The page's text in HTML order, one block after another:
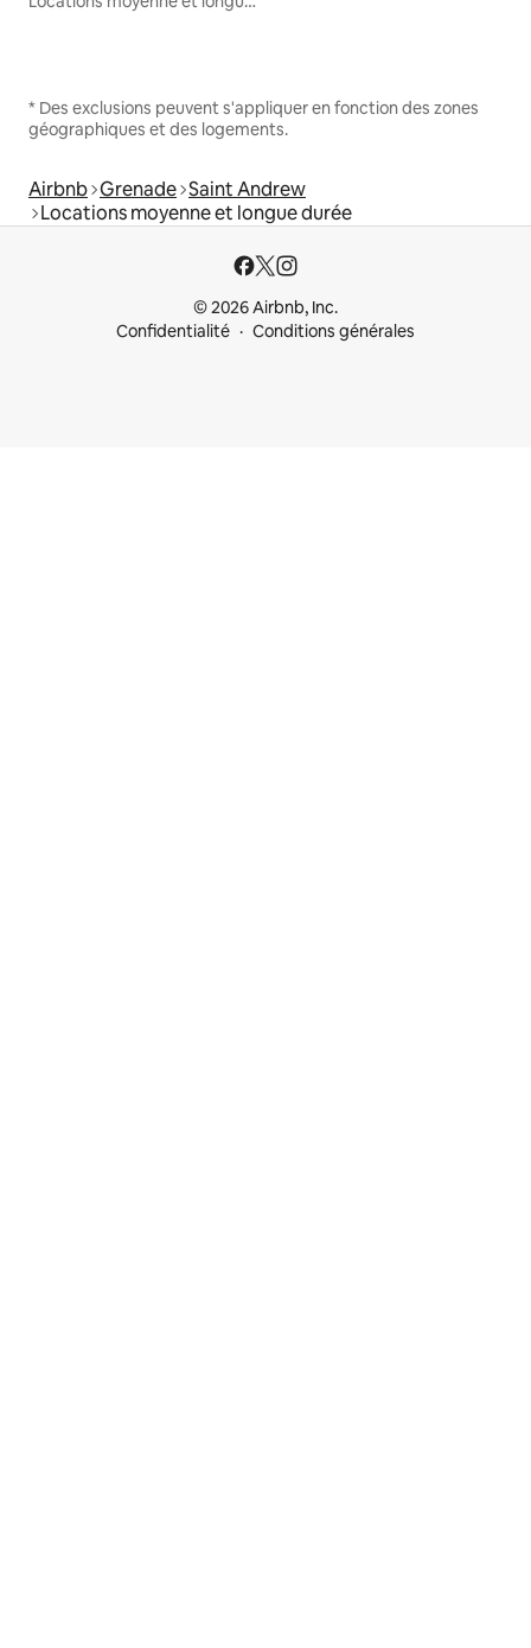
* Des exclusions peuvent s'appliquer en fonction des zones
géographiques et des logements.
Airbnb Grenade Saint Andrew
Locations moyenne et longue durée
© 2026 Airbnb, Inc.
Confidentialité
Conditions générales